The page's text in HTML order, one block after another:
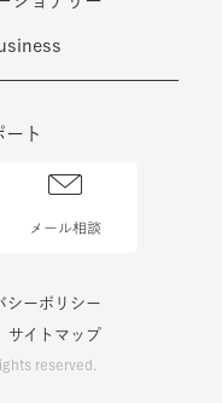
ト
メール相談
シーポリシー
サイトマップ
reserved.